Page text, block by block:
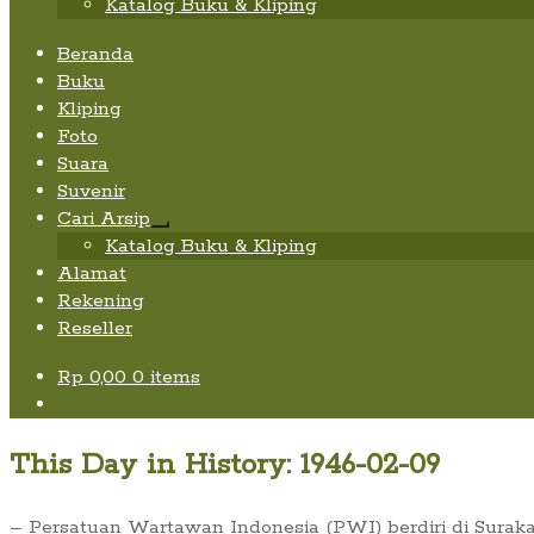
Katalog Buku & Kliping
Beranda
Buku
Kliping
Foto
Suara
Suvenir
Cari Arsip
Expand
child
Katalog Buku & Kliping
Alamat
Rekening
Reseller
Rp 0,00 0 items
This Day in History: 1946-02-09
– Persatuan Wartawan Indonesia (PWI) berdiri di